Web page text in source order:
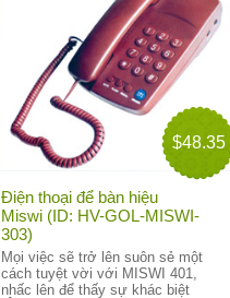
$48.35
Điện thoại để bàn hiệu
Miswi (ID: HV-GOL-MISWI-
303)
Mọi việc sẽ trở lên suôn sẻ một
cách tuyệt vời với MISWI 401,
nhấc lên để thấy sự khác biệt